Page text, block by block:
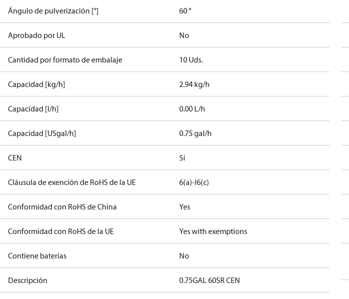
Ángulo de pulverización [°] 60 °
Aprobado por UL No
Cantidad por formato de embalaje 10 Uds.
Capacidad [kg/h] 2.94 kg/h
Capacidad [l/h] 0.00 L/h
Capacidad [USgal/h] 0.75 gal/h
CEN Sí
Cláusula de exención de RoHS de la UE 6(a)-I6(c)
Conformidad con RoHS de China Yes
Conformidad con RoHS de la UE Yes with exemptions
Contiene baterías No
Descripción 0.75GAL 60SR CEN